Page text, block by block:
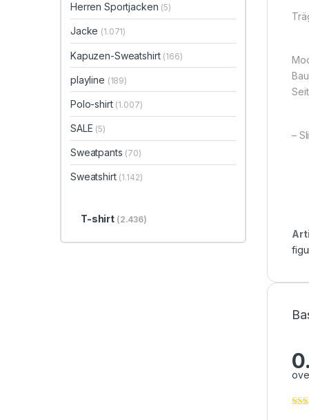
–
Herren Sportjacken (5)
Jacke (1.071)
Kapuzen-Sweatshirt (166)
playline (189)
Polo-shirt (1.007)
SALE (5)
Sweatpants (70)
Sweatshirt (1.142)
T-shirt (2.436)